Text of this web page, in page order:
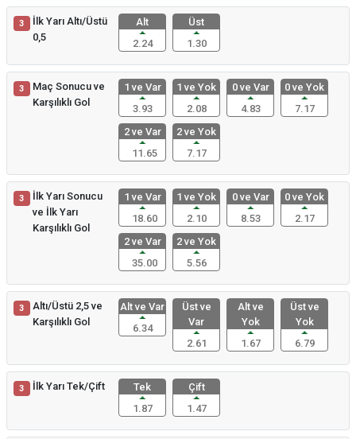
3
İlk Yarı Altı/Üstü
0,5
Alt
2.24
Üst
1.30
3
Maç Sonucu ve
Karşılıklı Gol
1 ve Var
3.93
1 ve Yok
2.08
0 ve Var
4.83
0 ve Yok
7.17
2 ve Var
11.65
2 ve Yok
7.17
3
İlk Yarı Sonucu
ve İlk Yarı
Karşılıklı Gol
1 ve Var
18.60
1 ve Yok
2.10
0 ve Var
8.53
0 ve Yok
2.17
2 ve Var
35.00
2 ve Yok
5.56
3
Altı/Üstü 2,5 ve
Karşılıklı Gol
Alt ve Var
6.34
Üst ve
Var
2.61
Alt ve
Yok
1.67
Üst ve
Yok
6.79
3 İlk Yarı Tek/Çift
Tek
1.87
Çift
1.47